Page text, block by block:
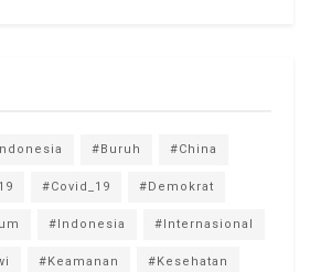
#Buruh #China
#Covid_19 #Demokrat
#Indonesia #Internasional
#Keamanan #Kesehatan